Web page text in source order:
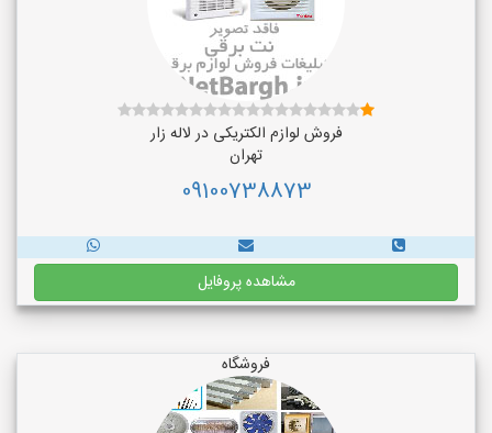
فروش لوازم الکتریکی در لاله زار
تهران
09100738873
مشاهده پروفایل
فروشگاه